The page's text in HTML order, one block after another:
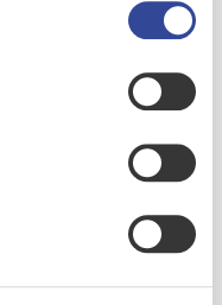
werden im
delegiert werden –
verlassen zu müssen.